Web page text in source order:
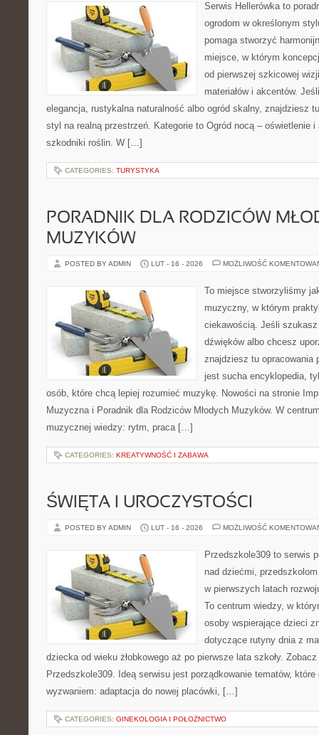
Serwis Hellerówka to
ogrodom w określonym
pomaga stworzyć
miejsce, w którym
od pierwszej szkicowej
materiałów i akcentów.
elegancja, rustykalna naturalność albo ogród skalny, znajdziesz
styl na realną przestrzeń. Kategorie to Ogród nocą – oświetlenie
szkodniki roślin. W […]
CATEGORIES: TURYSTYKA
PORADNIK DLA RODZICÓW
MUZYKÓW
POSTED BY ADMIN LUT - 16 - 2026 MOŻLIWOŚĆ
To miejsce stworzyliśmy
muzyczny, w którym
ciekawością. Jeśli
dźwięków albo chcesz
znajdziesz tu opracowania
jest sucha encyklopedia,
osób, które chcą lepiej rozumieć muzykę. Nowości na stronie
Muzyczna i Poradnik dla Rodziców Młodych Muzyków. W
muzycznej wiedzy: rytm, praca […]
CATEGORIES: KREATYWNOŚĆ I ZABAWA
ŚWIĘTA I UROCZYSTOŚCI
POSTED BY ADMIN LUT - 16 - 2026 MOŻLIWOŚĆ
Przedszkole309 to serwis
nad dziećmi,
w pierwszych latach
To centrum wiedzy, w
osoby wspierające dzieci
dotyczące rutyny dnia z
dziecka od wieku żłobkowego aż po pierwsze lata szkoły.
Przedszkole309. Ideą serwisu jest porządkowanie tematów,
wyzwaniem: adaptacja do nowej placówki, […]
CATEGORIES: GINEKOLOGIA I POŁOŻNICTWO